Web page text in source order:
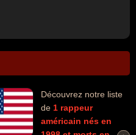
Découvrez notre liste
de 1 rappeur
américain nés en